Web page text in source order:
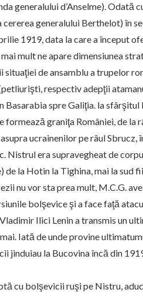
generalului d’Anselme). Odată
generalului Berthelot) în
1919, data la care a început
mult ne apare dimensiunea
de ansamblu a trupelor
respectiv adepţii
spre Galiţia. la sfârşitul
graniţa României, de la
ucrainenilor pe râul Sbrucz,
Nistrul era supravegheat de
la Hotin la Tighina, mai la sud
nu vor sta prea mult, M.C.G.
bolşevice şi a face faţă
Ilici Lenin a transmis un
Iată de unde provine
jinduiau la Bucovina încă din
cu bolşevicii ruşi pe Nistru,